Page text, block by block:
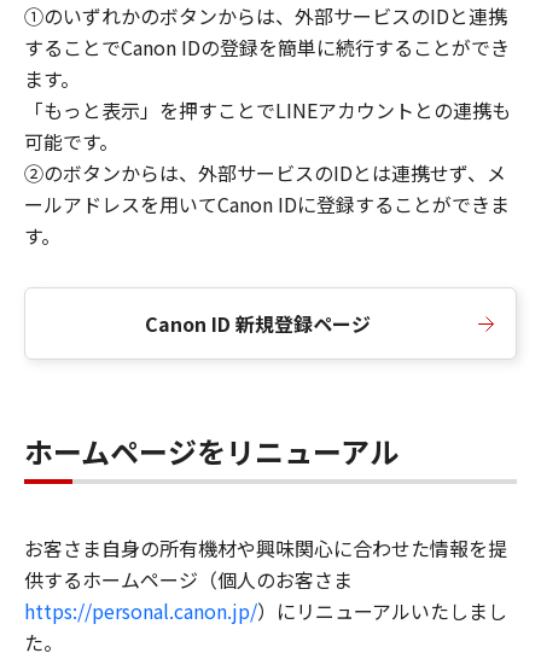
①のいずれかのボタンからは、外部サービスのIDと連携
することでCanon IDの登録を簡単に続行することができ
ます。
「もっと表示」を押すことでLINEアカウントとの連携も
可能です。
②のボタンからは、外部サービスのIDとは連携せず、メ
ールアドレスを用いてCanon IDに登録することができま
す。
Canon ID 新規登録ページ
ホームページをリニューアル
お客さま自身の所有機材や興味関心に合わせた情報を提
供するホームページ（個人のお客さま
https://personal.canon.jp/）にリニューアルいたしまし
た。